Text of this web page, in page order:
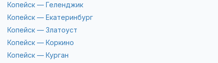
Копейск — Геленджик
Копейск — Екатеринбург
Копейск — Златоуст
Копейск — Коркино
Копейск — Курган